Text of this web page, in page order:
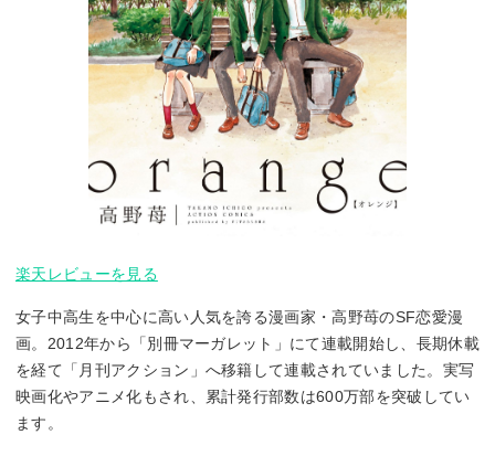
楽天レビューを見る
女子中高生を中心に高い人気を誇る漫画家・高野苺のSF恋愛漫
画。2012年から「別冊マーガレット」にて連載開始し、長期休載
を経て「月刊アクション」へ移籍して連載されていました。実写
映画化やアニメ化もされ、累計発行部数は600万部を突破してい
ます。